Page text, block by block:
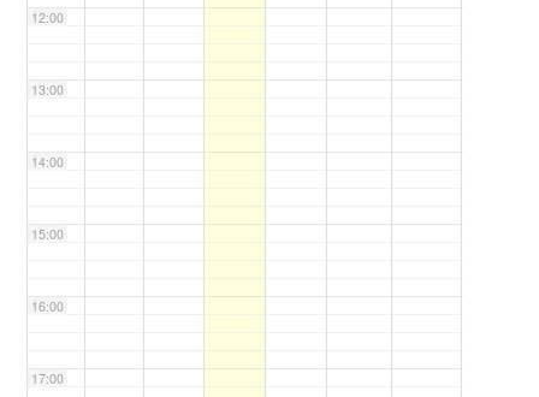
12:00
13:00
14:00
15:00
16:00
17:00